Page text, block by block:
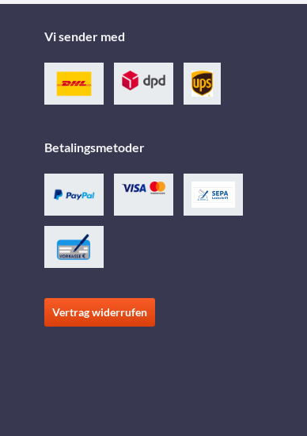
Vi sender med
Betalingsmetoder
Vertrag widerrufen